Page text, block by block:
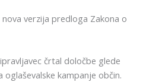
nova verzija predloga Zakona o
črtal določbe glede
oglaševalske kampanje občin.